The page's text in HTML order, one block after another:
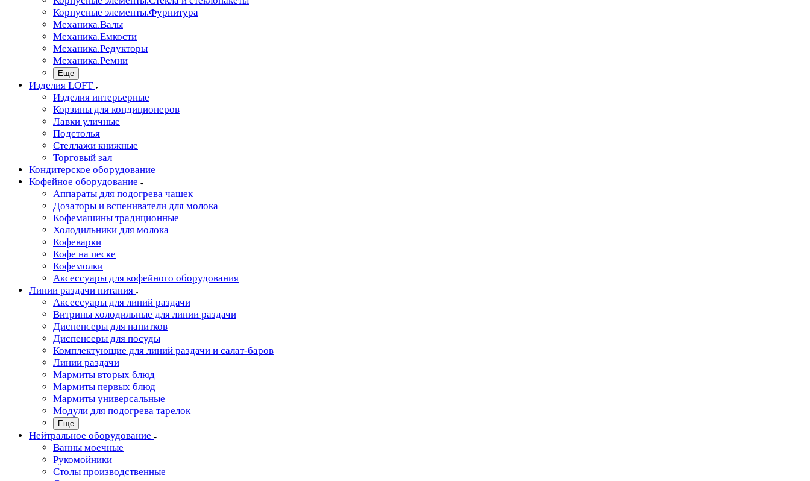
Корпусные элементы.Фурнитура
Механика.Валы
Механика.Емкости
Механика.Редукторы
Механика.Ремни
Еще
Изделия LOFT
Изделия интерьерные
Корзины для кондиционеров
Лавки уличные
Подстолья
Стеллажи книжные
Торговый зал
Кондитерское оборудование
Кофейное оборудование
Аппараты для подогрева чашек
Дозаторы и вспениватели для молока
Кофемашины традиционные
Холодильники для молока
Кофеварки
Кофе на песке
Кофемолки
Аксессуары для кофейного оборудования
Линии раздачи питания
Аксессуары для линий раздачи
Витрины холодильные для линии раздачи
Диспенсеры для напитков
Диспенсеры для посуды
Комплектующие для линий раздачи и салат-баров
Линии раздачи
Мармиты вторых блюд
Мармиты первых блюд
Мармиты универсальные
Модули для подогрева тарелок
Еще
Нейтральное оборудование
Ванны моечные
Рукомойники
Столы производственные